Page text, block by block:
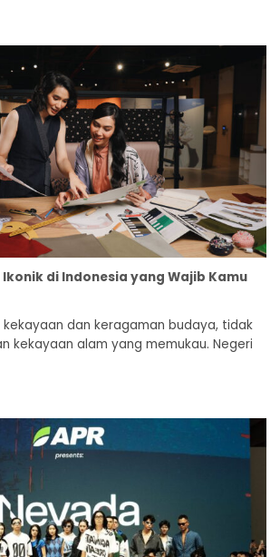
Ikonik di Indonesia yang Wajib Kamu
kekayaan dan keragaman budaya, tidak
kekayaan alam yang memukau. Negeri